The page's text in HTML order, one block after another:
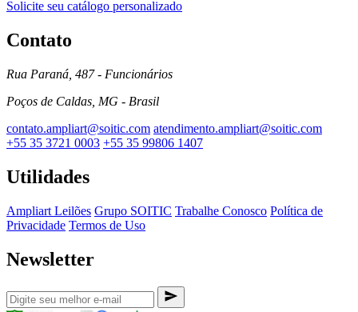
Solicite seu catálogo personalizado
Contato
Rua Paraná, 487 - Funcionários
Poços de Caldas, MG - Brasil
contato.ampliart@soitic.com atendimento.ampliart@soitic.com
+55 35 3721 0003 +55 35 99806 1407
Utilidades
Ampliart Leilões Grupo SOITIC Trabalhe Conosco Política de
Privacidade Termos de Uso
Newsletter